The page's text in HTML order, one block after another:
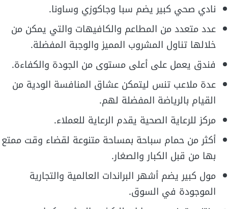
نادي صحي كبير يضم سبا وجاكوزي وساونا.
عدد متعدد من المطاعم والكافيهات والتي يمكن من
خلالها تناول المشروب المميز والوجبة المفضلة.
فندق يعمل على أعلى مستوى من الجودة والكفاءة.
عدة ملاعب تنس ليتمكن عشاق المنافسة الودية من
القيام بالرياضة المفضلة لهم.
مركز للرعاية الصحية يقدم الرعاية للعملاء.
أكثر من حمام سباحة بمساحة متنوعة لقضاء وقت ممتع
بها من قبل الكبار والصغار.
مول كبير يضم أشهر البراندات العالمية والتجارية
الموجودة في السوق.